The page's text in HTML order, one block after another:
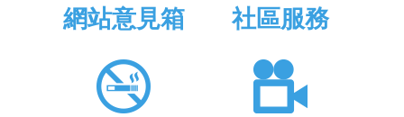
網站意見箱 社區服務